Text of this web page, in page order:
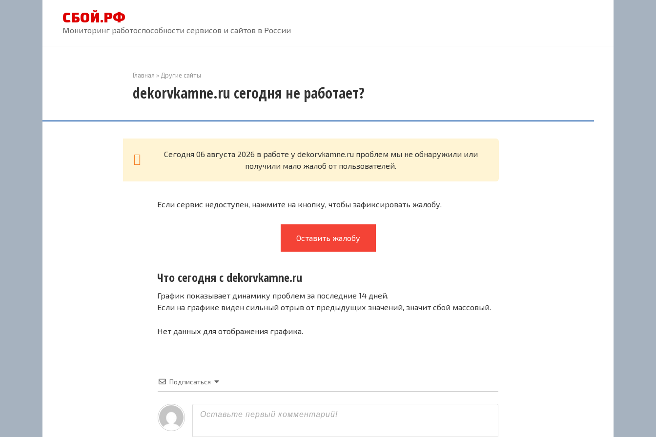
СБОЙ.РФ
Мониторинг работоспособности сервисов и сайтов в России
Главная » Другие сайты
dekorvkamne.ru сегодня не работает?
Cегодня 06 августа 2026 в работе у dekorvkamne.ru проблем мы не обнаружили или
получили мало жалоб от пользователей.
Если сервис недоступен, нажмите на кнопку, чтобы зафиксировать жалобу.
Оставить жалобу
Что сегодня с dekorvkamne.ru
График показывает динамику проблем за последние 14 дней.
Если на графике виден сильный отрыв от предыдущих значений, значит сбой массовый.
Нет данных для отображения графика.
Подписаться